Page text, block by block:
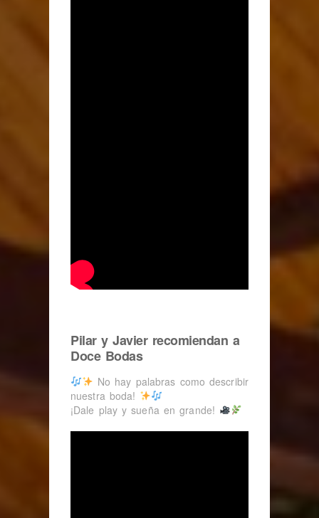
Pilar y Javier recomiendan a
Doce Bodas
No hay palabras como describir
nuestra boda!
¡Dale play y sueña en grande!